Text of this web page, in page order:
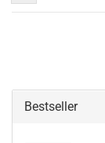
Bestseller